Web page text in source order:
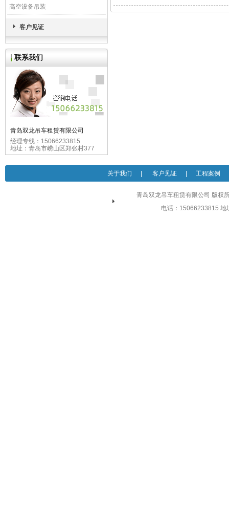
高空设备吊装
客户见证
联系我们
青岛双龙吊车租赁有限公司
经理专线：15066233815
地址：青岛市崂山区郑张村377
关于我们 客户见证 工程案例
青岛双龙吊车租赁有限公司 版权
电话：15066233815 地